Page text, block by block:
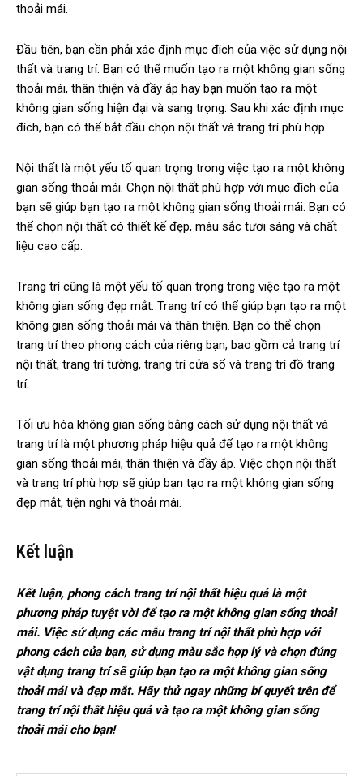
thoải mái.
Đầu tiên, bạn cần phải xác định mục đích của việc sử dụng nội
thất và trang trí. Bạn có thể muốn tạo ra một không gian sống
thoải mái, thân thiện và đầy ắp hay bạn muốn tạo ra một
không gian sống hiện đại và sang trọng. Sau khi xác định mục
đích, bạn có thể bắt đầu chọn nội thất và trang trí phù hợp.
Nội thất là một yếu tố quan trọng trong việc tạo ra một không
gian sống thoải mái. Chọn nội thất phù hợp với mục đích của
bạn sẽ giúp bạn tạo ra một không gian sống thoải mái. Bạn có
thể chọn nội thất có thiết kế đẹp, màu sắc tươi sáng và chất
liệu cao cấp.
Trang trí cũng là một yếu tố quan trọng trong việc tạo ra một
không gian sống đẹp mắt. Trang trí có thể giúp bạn tạo ra một
không gian sống thoải mái và thân thiện. Bạn có thể chọn
trang trí theo phong cách của riêng bạn, bao gồm cả trang trí
nội thất, trang trí tường, trang trí cửa sổ và trang trí đồ trang
trí.
Tối ưu hóa không gian sống bằng cách sử dụng nội thất và
trang trí là một phương pháp hiệu quả để tạo ra một không
gian sống thoải mái, thân thiện và đầy ắp. Việc chọn nội thất
và trang trí phù hợp sẽ giúp bạn tạo ra một không gian sống
đẹp mắt, tiện nghi và thoải mái.
Kết luận
Kết luận, phong cách trang trí nội thất hiệu quả là một
phương pháp tuyệt vời để tạo ra một không gian sống thoải
mái. Việc sử dụng các mẫu trang trí nội thất phù hợp với
phong cách của bạn, sử dụng màu sắc hợp lý và chọn đúng
vật dụng trang trí sẽ giúp bạn tạo ra một không gian sống
thoải mái và đẹp mắt. Hãy thử ngay những bí quyết trên để
trang trí nội thất hiệu quả và tạo ra một không gian sống
thoải mái cho bạn!